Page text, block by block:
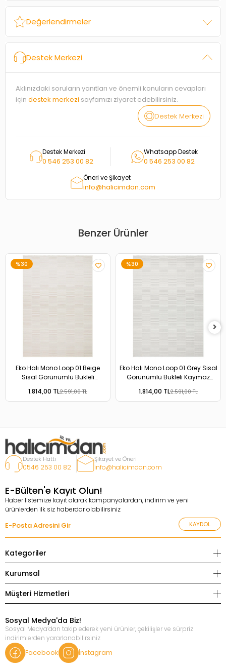
Değerlendirmeler
Destek Merkezi
Aklınızdaki soruların yanıtları ve önemli konuların cevapları
için destek merkezi sayfamızı ziyaret edebilirsiniz.
Destek Merkezi
Destek Merkezi
0 546 253 00 82
Whatsapp Destek
0 546 253 00 82
Öneri ve Şikayet
info@halicimdan.com
Benzer Ürünler
%30
Eko Halı Mono Loop 01 Beige
Sisal Görünümlü Bukleli
1.814,00 TL2.591,00 TL
%30
Eko Halı Mono Loop 01 Grey Sisal
Görünümlü Bukleli Kaymaz
1.814,00 TL2.591,00 TL
Destek Hattı
0546 253 00 82
Şikayet ve Öneri
info@halicimdan.com
E-Bülten'e Kayıt Olun!
Haber listemize kayıt olarak kampanyalardan, indirim ve yeni
ürünlerden ilk siz haberdar olabilirsiniz
KAYDOL
Kategoriler
Kurumsal
Müşteri Hizmetleri
Sosyal Medya'da Biz!
Sosyal Medya’dan takip ederek yeni ürünler, çekilişler ve sürpriz
indirimlerden yararlanabilirsiniz
Facebook İnstagram